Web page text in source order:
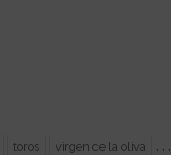
, ,
toros ,
virgen de la oliva